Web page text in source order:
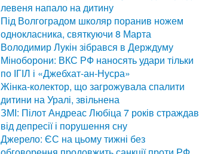
левеня напало на дитину
Під Волгоградом школяр поранив ножем
однокласника, святкуючи 8 Марта
Володимир Лукін зібрався в Держдуму
Міноборони: ВКС РФ наносять удари тільки
по ІГІЛ і «Джебхат-ан-Нусра»
Жінка-колектор, що загрожувала спалити
дитини на Уралі, звільнена
ЗМІ: Пілот Андреас Любіца 7 років страждав
від депресії і порушення сну
Джерело: ЄС на цьому тижні без